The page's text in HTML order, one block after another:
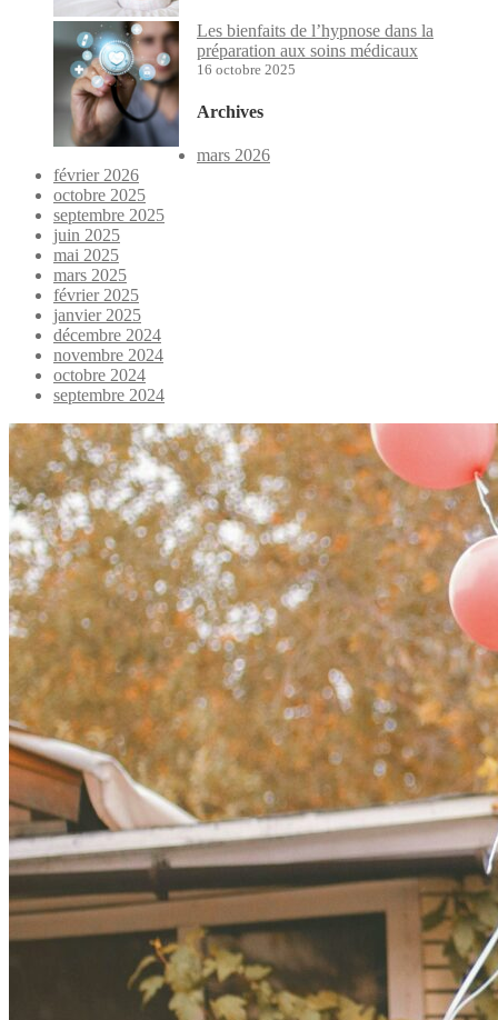
Les bienfaits de l’hypnose dans la
préparation aux soins médicaux
16 octobre 2025
Archives
mars 2026
février 2026
octobre 2025
septembre 2025
juin 2025
mai 2025
mars 2025
février 2025
janvier 2025
décembre 2024
novembre 2024
octobre 2024
septembre 2024